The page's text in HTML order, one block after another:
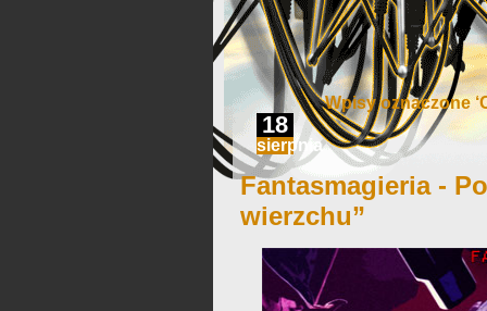
Wpisy oznaczone
18
sierpnia
Fantasmagieria -
wierzchu”